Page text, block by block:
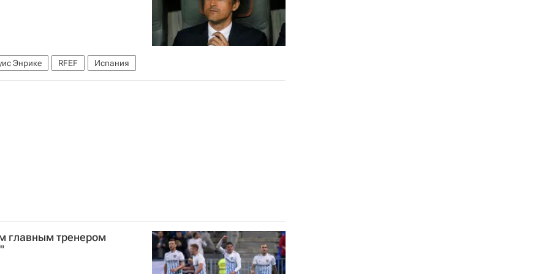
Энрике RFEF Испания
главным тренером